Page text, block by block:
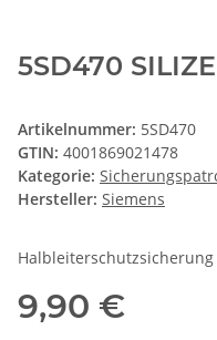
5SD470
Artikelnummer: 5SD470
GTIN: 4001869021478
Kategorie:
Hersteller: Siemens
Halbleiterschutzsicherung
9,90 €